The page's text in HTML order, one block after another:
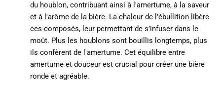
du houblon, contribuant ainsi à l'amertume, à la saveur
et à l'arôme de la bière. La chaleur de l’ébullition libère
ces composés, leur permettant de s’infuser dans le
moût. Plus les houblons sont bouillis longtemps, plus
ils confèrent de l'amertume. Cet équilibre entre
amertume et douceur est crucial pour créer une bière
ronde et agréable.